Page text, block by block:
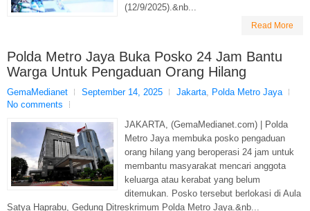
(12/9/2025).&nb...
Read More
Polda Metro Jaya Buka Posko 24 Jam Bantu
Warga Untuk Pengaduan Orang Hilang
GemaMedianet September 14, 2025 Jakarta, Polda Metro Jaya
No comments
JAKARTA, (GemaMedianet.com) | Polda
Metro Jaya membuka posko pengaduan
orang hilang yang beroperasi 24 jam untuk
membantu masyarakat mencari anggota
keluarga atau kerabat yang belum
ditemukan. Posko tersebut berlokasi di Aula
Satya Haprabu, Gedung Ditreskrimum Polda Metro Jaya.&nb...